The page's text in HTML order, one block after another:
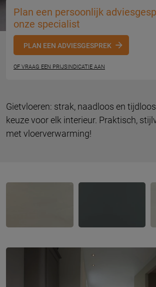
Plan een persoonlijk
onze specialist
PLAN EEN ADVIESGESPREK
OF VRAAG EEN PRIJSINDICATIE AAN
Gietvloeren: strak, naadloos en
keuze voor elk interieur. Praktisch,
met vloerverwarming!